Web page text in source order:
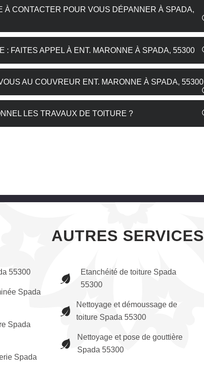
À CONTACTER POUR VOUS DÉPANNER À SPADA,
: FAITES APPEL À ENT. MARONNE À SPADA, 55300
AU COUVREUR ENT. MARONNE À SPADA, 55300
LES TRAVAUX DE TOITURE ?
AUTRES SERVICES
55300
Spada
Spada
Spada
Etanchéité de toiture Spada
55300
Nettoyage et démoussage de
toiture Spada 55300
Nettoyage et pose de gouttière
Spada 55300